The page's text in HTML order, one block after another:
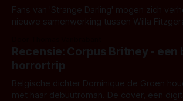
Fans van 'Strange Darling' mogen zich
nieuwe samenwerking tussen Willa
'Skeletons', een nieuwe creature feature
opnames zijn gestart in Australië.
Recensie: Corpus Britney - een
horrortrip
Belgische dichter Dominique de Groen
met haar debuutroman. De cover, een